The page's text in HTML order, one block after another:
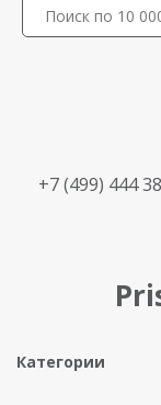
+7 (499) 444
Категории